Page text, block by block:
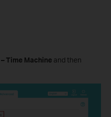
Time Machine and then